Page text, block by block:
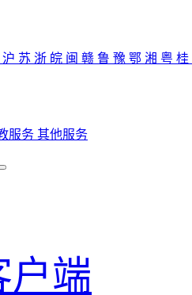
沪 苏 浙 皖 闽 赣 鲁 豫 鄂 湘 粤 桂
服务 其他服务
户端